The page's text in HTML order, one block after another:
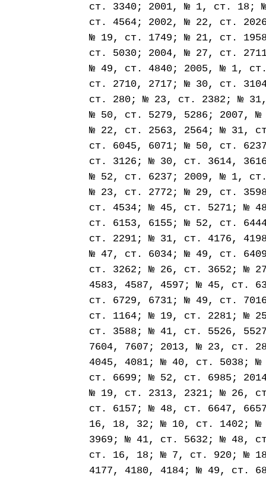
ст. 3340; 2001, № 1, ст. 18;
ст. 4564; 2002, № 22, ст.
№ 19, ст. 1749; № 21, ст.
ст. 5030; 2004, № 27, ст.
№ 49, ст. 4840; 2005, № 1,
ст. 2710, 2717; № 30, ст.
ст. 280; № 23, ст. 2382; №
№ 50, ст. 5279, 5286; 2007,
№ 22, ст. 2563, 2564; № 31,
ст. 6045, 6071; № 50, ст.
ст. 3126; № 30, ст. 3614,
№ 52, ст. 6237; 2009, № 1,
№ 23, ст. 2772; № 29, ст.
ст. 4534; № 45, ст. 5271; №
ст. 6153, 6155; № 52, ст.
ст. 2291; № 31, ст. 4176,
№ 47, ст. 6034; № 49, ст.
ст. 3262; № 26, ст. 3652; №
4583, 4587, 4597; № 45, ст.
ст. 6729, 6731; № 49, ст.
ст. 1164; № 19, ст. 2281; №
ст. 3588; № 41, ст. 5526,
7604, 7607; 2013, № 23, ст.
4045, 4081; № 40, ст. 5038;
ст. 6699; № 52, ст. 6985;
№ 19, ст. 2313, 2321; № 26,
ст. 6157; № 48, ст. 6647,
16, 18, 32; № 10, ст. 1402; №
3969; № 41, ст. 5632; № 48,
ст. 16, 18; № 7, ст. 920; №
4177, 4180, 4184; № 49, ст.